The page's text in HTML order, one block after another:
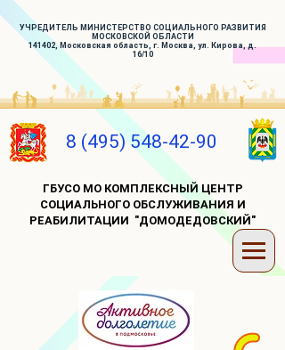
УЧРЕДИТЕЛЬ МИНИСТЕРСТВО СОЦИАЛЬНОГО РАЗВИТИЯ
МОСКОВСКОЙ ОБЛАСТИ
141402, Московская область, г. Москва, ул. Кирова, д.
16/10
8 (495) 548-42-90
ГБУСО МО КОМПЛЕКСНЫЙ ЦЕНТР
СОЦИАЛЬНОГО ОБСЛУЖИВАНИЯ И
РЕАБИЛИТАЦИИ "ДОМОДЕДОВСКИЙ"